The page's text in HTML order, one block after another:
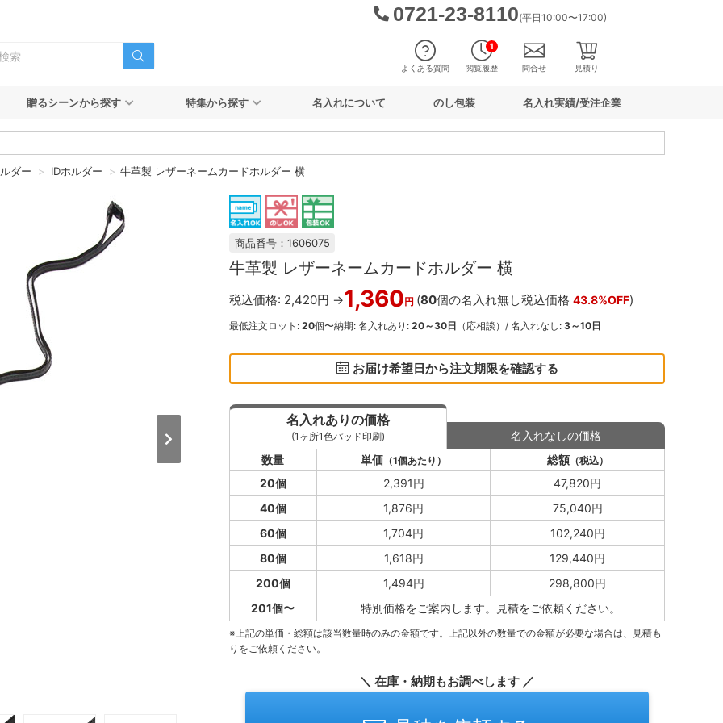
0721-23-8110(平日10:00〜17:00)
よくある質問 閲覧履歴
1
問合せ 見積り
贈るシーンから探す 特集から探す 名入れについて のし包装 名入れ実績/受注企業
ダー IDホルダー 牛革製 レザーネームカードホルダー 横
商品番号：1606075
牛革製 レザーネームカードホルダー 横
税込価格: 2,420円 →1,360円 (80個の名入れ無し税込価格 43.8%OFF)
最低注文ロット: 20個〜納期: 名入れあり: 20～30日 （応相談）/ 名入れなし: 3～10日
お届け希望日から注文期限を確認する
名入れありの価格
(1ヶ所1色パッド印刷)
名入れなしの価格
数量
単価 （1個あたり） 総額（税込）
20個 2,391円
47,820円
40個
1,876円
75,040円
60個
1,704円
102,240円
80個
1,618円
129,440円
200個
1,494円
298,800円
201個〜
特別価格をご案内します。 見積をご依頼ください。
※上記の単価・総額は該当数量時のみの金額です。上記以外の数量での金額が必要な場合は、見積も
りをご依頼ください。
＼ 在庫・納期もお調べします ／